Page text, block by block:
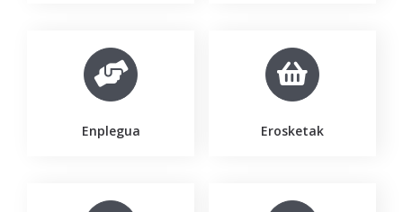
Enplegua Erosketak